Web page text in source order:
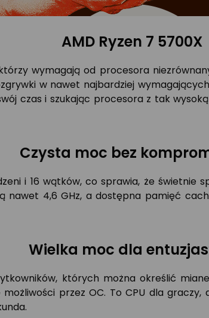
AMD Ryzen 7 5700X
wymagają od procesora
w nawet najbardziej
czas i szukając procesora z tak
Czysta moc bez
i 16 wątków, co sprawia, że świetnie
4,6 GHz, a dostępna pamięć
Wielka moc dla
których można określić
przez OC. To CPU dla